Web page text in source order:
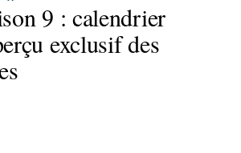
9 : calendrier
exclusif des